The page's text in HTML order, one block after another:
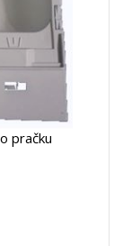
pračku